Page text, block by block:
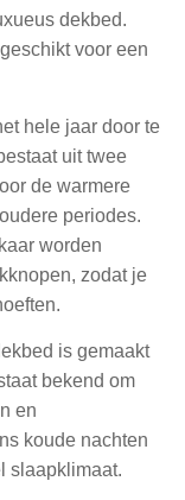
dekbed.
voor een
hele jaar door te
uit twee
de warmere
periodes.
worden
zodat je
is gemaakt
bekend om
en
koude nachten
slaapklimaat.